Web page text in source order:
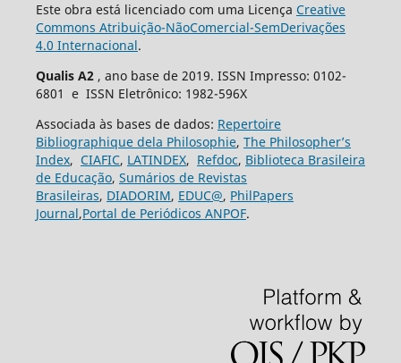
Este obra está licenciado com uma Licença Creative
Commons Atribuição-NãoComercial-SemDerivações
4.0 Internacional.
Qualis A2 , ano base de 2019. ISSN Impresso: 0102-
6801 e ISSN Eletrônico: 1982-596X
Associada às bases de dados: Repertoire
Bibliographique dela Philosophie, The Philosopher’s
Index, CIAFIC, LATINDEX, Refdoc, Biblioteca Brasileira
de Educação, Sumários de Revistas
Brasileiras, DIADORIM, EDUC@, PhilPapers
Journal,Portal de Periódicos ANPOF.